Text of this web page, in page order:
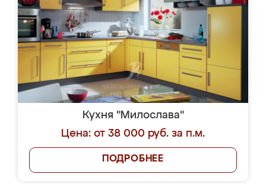
Кухня "Милослава"
Цена: от 38 000 руб. за п.м.
ПОДРОБНЕЕ